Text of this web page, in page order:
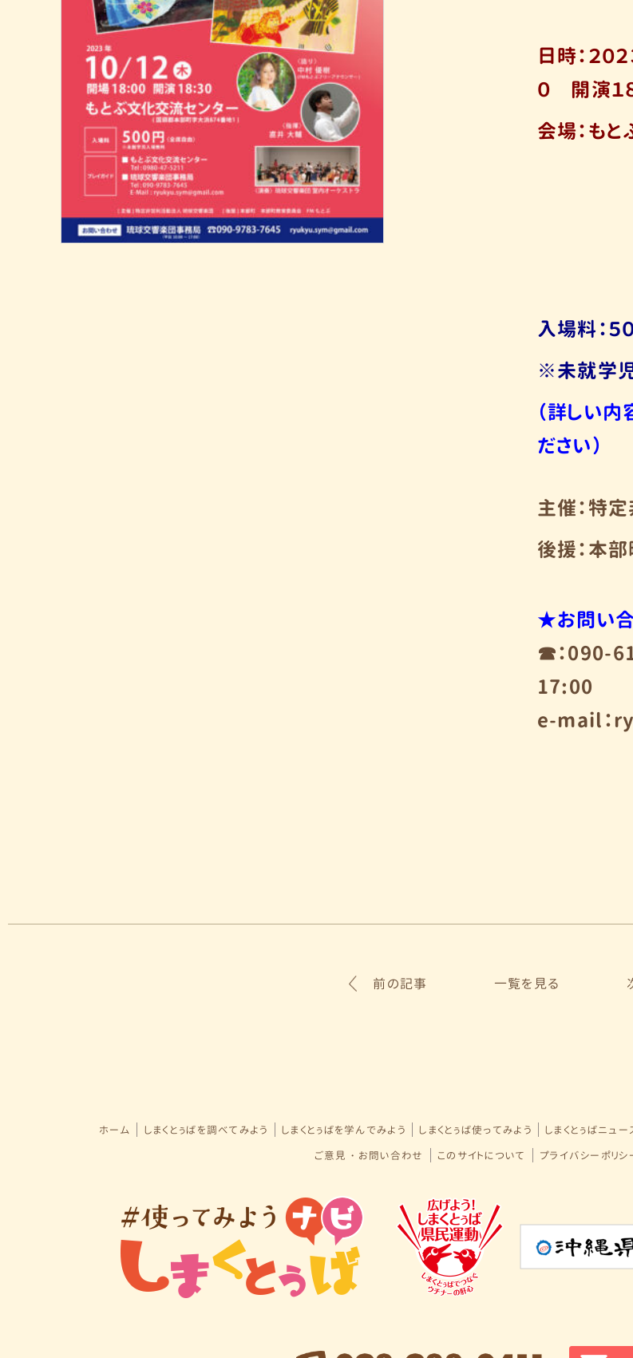
日時：２０
０ 開演１８
会場：も
入場料：５
※未就学
（詳しい内
ださい）
主催：特
後援：本
★お問い
☎：090-
17:00
e-mail：
前の記事 一覧を見る
ホーム しまくとぅばを調べてみよう しまくとぅばを学んでみよう しまくとぅば使ってみよう しまくとぅばニュー
ご意見・お問い合わせ
このサイトについて プライバシーポリシ